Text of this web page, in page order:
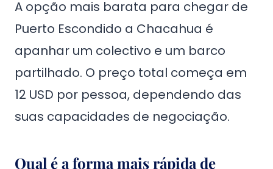
A opção mais barata para chegar de
Puerto Escondido a Chacahua é
apanhar um colectivo e um barco
partilhado. O preço total começa em
12 USD por pessoa, dependendo das
suas capacidades de negociação.
Qual é a forma mais rápida de